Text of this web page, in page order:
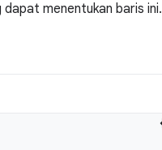
dapat menentukan baris ini.